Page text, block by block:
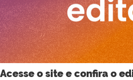
Acesse o site e confira o